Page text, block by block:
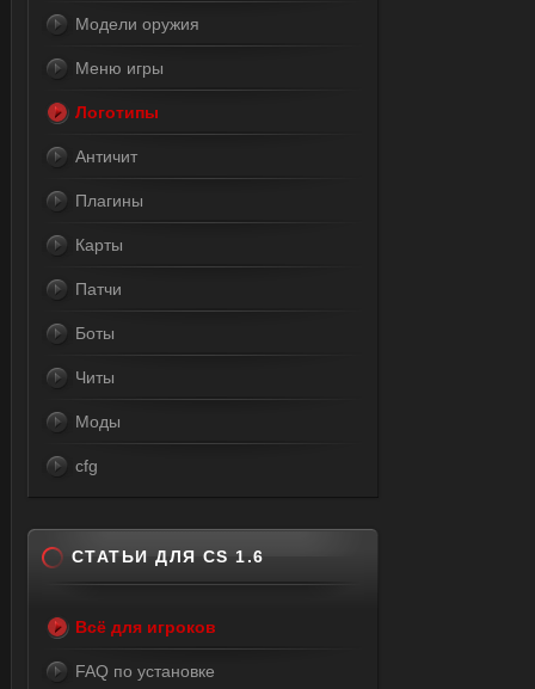
Модели оружия
Меню игры
Логотипы
Античит
Плагины
Карты
Патчи
Боты
Читы
Моды
cfg
СТАТЬИ ДЛЯ CS 1.6
Всё для игроков
FAQ по установке